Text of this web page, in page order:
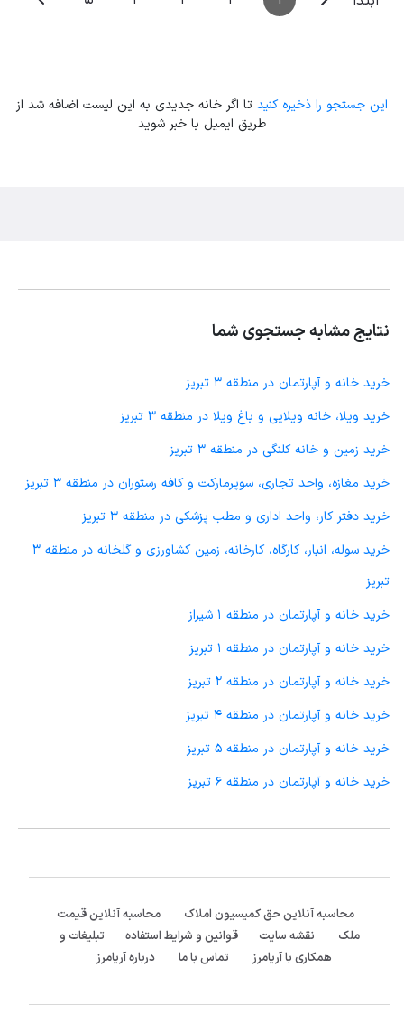
این جستجو را ذخیره کنید تا اگر خانه جدیدی به این لیست اضافه شد از
طریق ایمیل با خبر شوید
نتایج مشابه جستجوی شما
خرید خانه و آپارتمان در منطقه 3 تبریز
خرید ویلا، خانه ویلایی و باغ ویلا در منطقه 3 تبریز
خرید زمین و خانه کلنگی در منطقه 3 تبریز
خرید مغازه، واحد تجاری، سوپرمارکت و کافه رستوران در منطقه 3 تبریز
خرید دفتر کار، واحد اداری و مطب پزشکی در منطقه 3 تبریز
خرید سوله، انبار، کارگاه، کارخانه، زمین کشاورزی و گلخانه در منطقه 3
تبریز
خرید خانه و آپارتمان در منطقه 1 شیراز
خرید خانه و آپارتمان در منطقه 1 تبریز
خرید خانه و آپارتمان در منطقه 2 تبریز
خرید خانه و آپارتمان در منطقه 4 تبریز
خرید خانه و آپارتمان در منطقه 5 تبریز
خرید خانه و آپارتمان در منطقه 6 تبریز
محاسبه آنلاین حق کمیسیون املاک
محاسبه آنلاین قیمت
ملک
نقشه سایت قوانین و شرایط استفاده
تبلیغات و
همکاری با آریامرز
تماس با ما درباره آریامرز